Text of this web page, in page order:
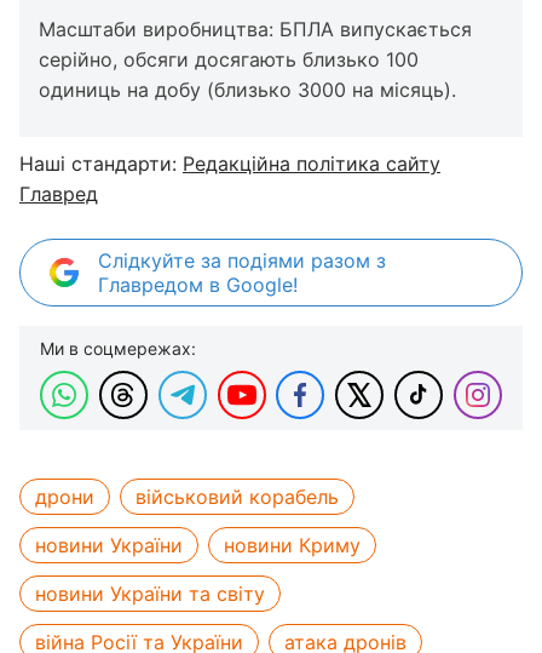
Масштаби виробництва: БПЛА випускається
серійно, обсяги досягають близько 100
одиниць на добу (близько 3000 на місяць).
Наші стандарти: Редакційна політика сайту
Главред
Слідкуйте за подіями разом з
Главредом в Google!
Ми в соцмережах:
дрони
військовий корабель
новини України
новини Криму
новини України та світу
війна Росії та України
атака дронів